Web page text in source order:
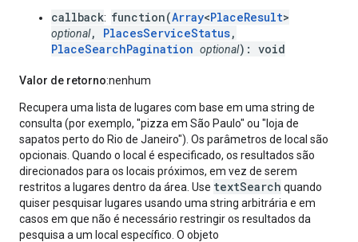
callback: function(Array<PlaceResult>
optional, PlacesServiceStatus,
PlaceSearchPagination optional): void
Valor de retorno:nenhum
Recupera uma lista de lugares com base em uma string de
consulta (por exemplo, "pizza em São Paulo" ou "loja de
sapatos perto do Rio de Janeiro"). Os parâmetros de local são
opcionais. Quando o local é especificado, os resultados são
direcionados para os locais próximos, em vez de serem
restritos a lugares dentro da área. Use textSearch quando
quiser pesquisar lugares usando uma string arbitrária e em
casos em que não é necessário restringir os resultados da
pesquisa a um local específico. O objeto